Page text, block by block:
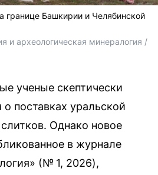
границе Башкирии и Челябинской
и археологическая минералогия /
ученые скептически
о поставках уральской
Однако новое
в журнале
(№ 1, 2026),